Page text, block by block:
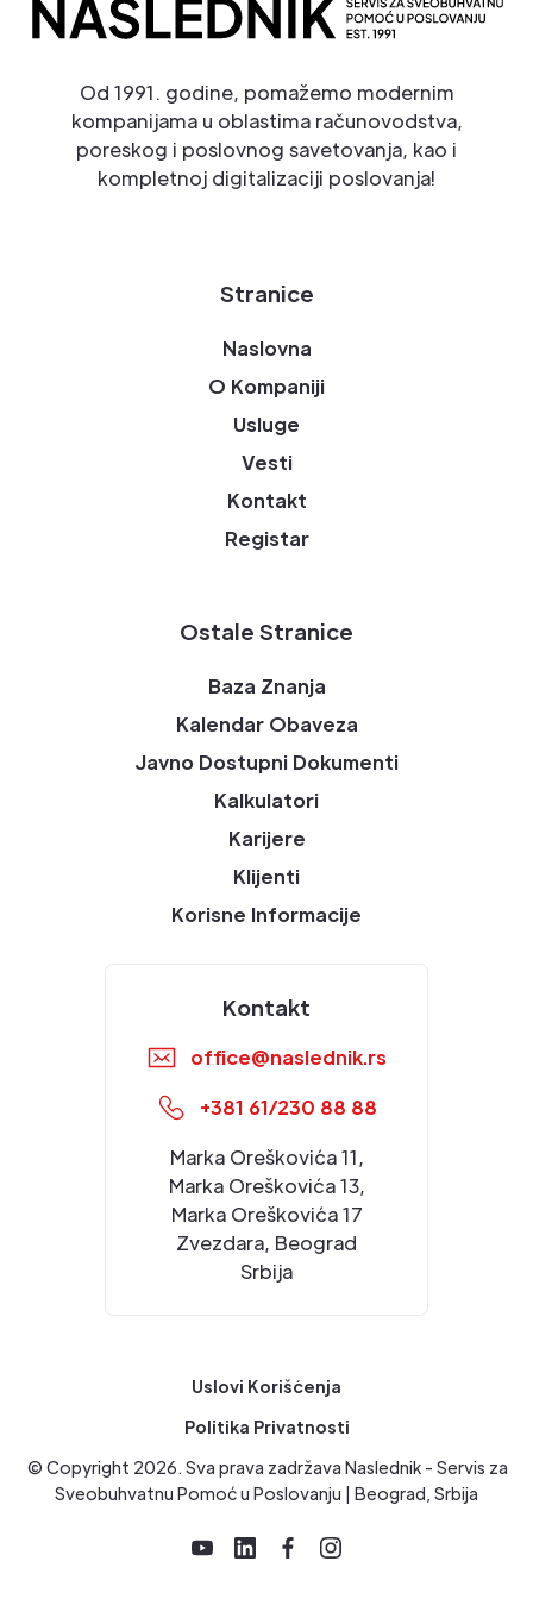
Od 1991. godine, pomažemo modernim
kompanijama u oblastima računovodstva,
poreskog i poslovnog savetovanja, kao i
kompletnoj digitalizaciji poslovanja!
Stranice
Naslovna
O Kompaniji
Usluge
Vesti
Kontakt
Registar
Ostale Stranice
Baza Znanja
Kalendar Obaveza
Javno Dostupni Dokumenti
Kalkulatori
Karijere
Klijenti
Korisne Informacije
Kontakt
office@naslednik.rs
+381 61/230 88 88
Marka Oreškovića 11,
Marka Oreškovića 13,
Marka Oreškovića 17
Zvezdara, Beograd
Srbija
Uslovi Korišćenja
Politika Privatnosti
© Copyright 2026. Sva prava zadržava Naslednik - Servis za
Sveobuhvatnu Pomoć u Poslovanju | Beograd, Srbija